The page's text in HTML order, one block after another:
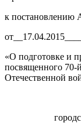
к постановлению
«О подготовке и
посвященного
Отечественной